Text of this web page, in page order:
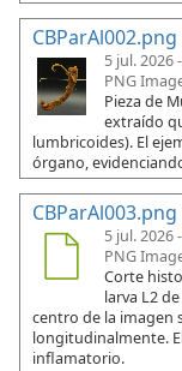
CBParAl002.png
5 jul. 2026 -
PNG
Pieza de
extraído
lumbricoides). El
órgano,
CBParAl003.png
5 jul. 2026 -
PNG
Corte
larva L2
centro de la imagen
longitudinalmente.
inflamatorio.